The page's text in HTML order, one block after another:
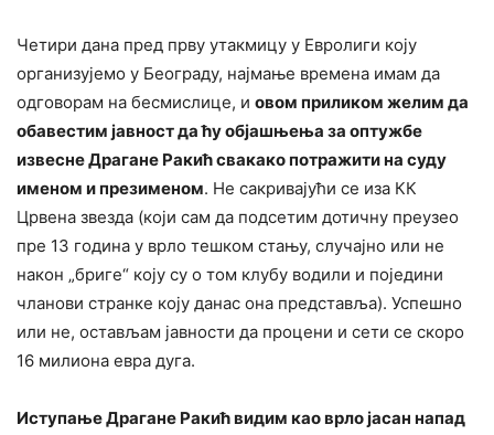
Четири дана пред прву утакмицу у Евролиги коју
организујемо у Београду, најмање времена имам да
одговорам на бесмислице, и овом приликом желим да
обавестим јавност да ћу објашњења за оптужбе
извесне Драгане Ракић свакако потражити на суду
именом и презименом. Не сакривајући се иза КК
Црвена звезда (који сам да подсетим дотичну преузео
пре 13 година у врло тешком стању, случајно или не
након „бриге“ коју су о том клубу водили и поједини
чланови странке коју данас она представља). Успешно
или не, остављам јавности да процени и сети се скоро
16 милиона евра дуга.
Иступање Драгане Ракић видим као врло јасан напад